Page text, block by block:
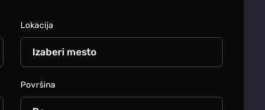
Lokacija
Izaberi mesto
Površina